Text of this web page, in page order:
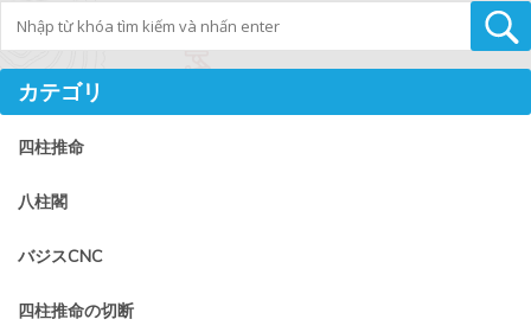
カテゴリ
四柱推命
八柱閣
バジスCNC
四柱推命の切断